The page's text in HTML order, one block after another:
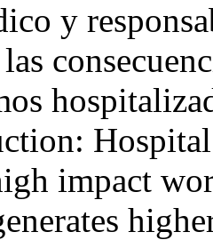
y
impact